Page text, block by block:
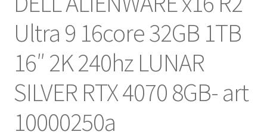
Ultra 9 16core 32GB 1TB
16″ 2K 240hz LUNAR
SILVER RTX 4070 8GB- art
10000250a